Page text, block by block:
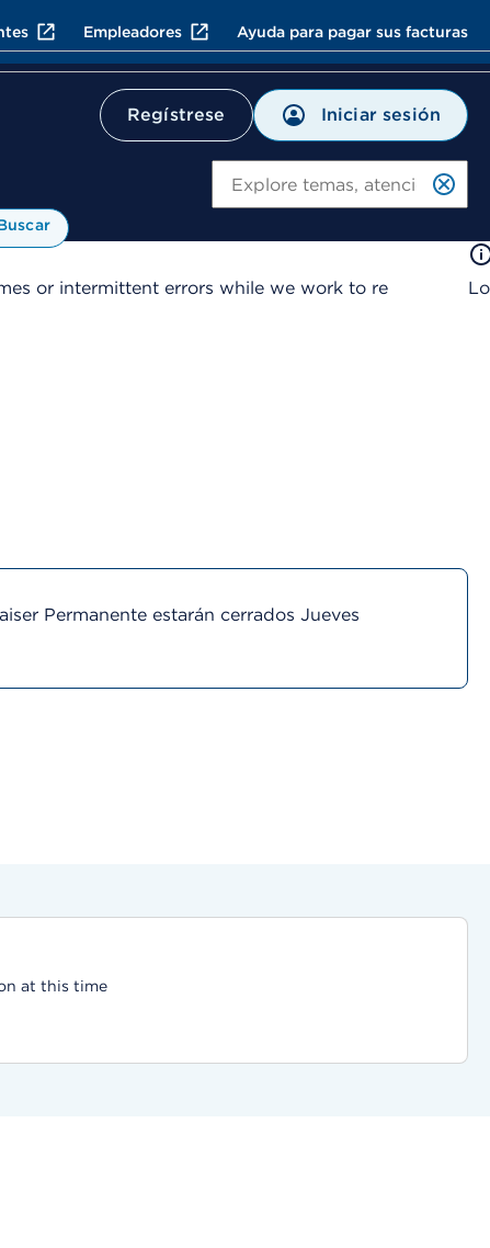
Empleadores Ayuda para pagar sus facturas
Regístrese Iniciar sesión
or intermittent errors while we work to re
Permanente estarán cerrados Jueves
at this time